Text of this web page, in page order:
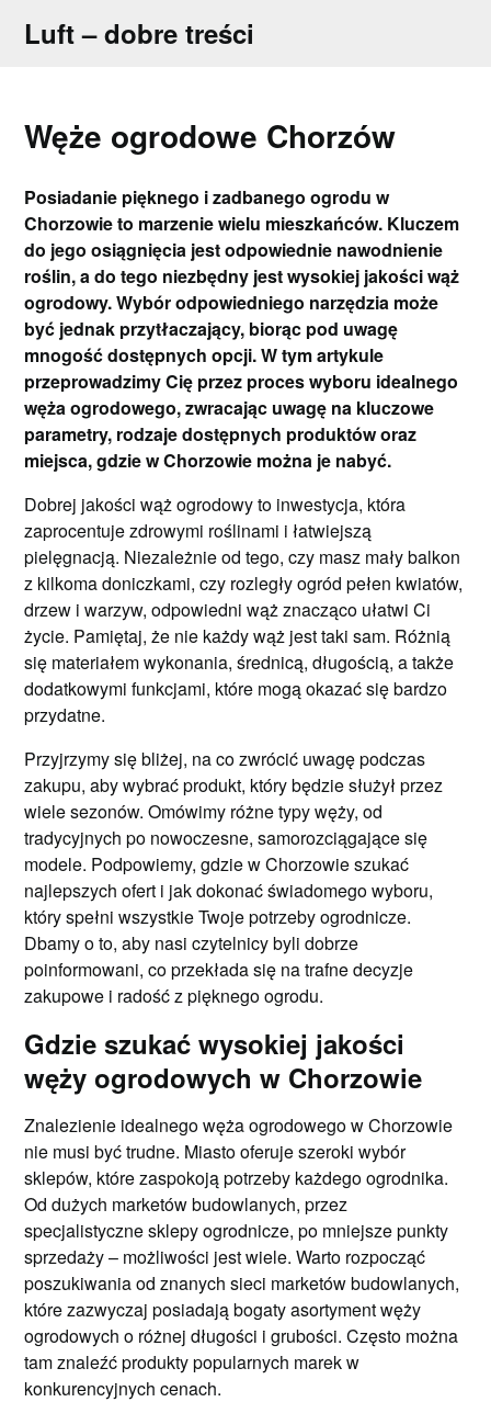
Luft – dobre treści
Węże ogrodowe Chorzów
Posiadanie pięknego i zadbanego ogrodu w
Chorzowie to marzenie wielu mieszkańców. Kluczem
do jego osiągnięcia jest odpowiednie nawodnienie
roślin, a do tego niezbędny jest wysokiej jakości wąż
ogrodowy. Wybór odpowiedniego narzędzia może
być jednak przytłaczający, biorąc pod uwagę
mnogość dostępnych opcji. W tym artykule
przeprowadzimy Cię przez proces wyboru idealnego
węża ogrodowego, zwracając uwagę na kluczowe
parametry, rodzaje dostępnych produktów oraz
miejsca, gdzie w Chorzowie można je nabyć.
Dobrej jakości wąż ogrodowy to inwestycja, która
zaprocentuje zdrowymi roślinami i łatwiejszą
pielęgnacją. Niezależnie od tego, czy masz mały balkon
z kilkoma doniczkami, czy rozległy ogród pełen kwiatów,
drzew i warzyw, odpowiedni wąż znacząco ułatwi Ci
życie. Pamiętaj, że nie każdy wąż jest taki sam. Różnią
się materiałem wykonania, średnicą, długością, a także
dodatkowymi funkcjami, które mogą okazać się bardzo
przydatne.
Przyjrzymy się bliżej, na co zwrócić uwagę podczas
zakupu, aby wybrać produkt, który będzie służył przez
wiele sezonów. Omówimy różne typy węży, od
tradycyjnych po nowoczesne, samorozciągające się
modele. Podpowiemy, gdzie w Chorzowie szukać
najlepszych ofert i jak dokonać świadomego wyboru,
który spełni wszystkie Twoje potrzeby ogrodnicze.
Dbamy o to, aby nasi czytelnicy byli dobrze
poinformowani, co przekłada się na trafne decyzje
zakupowe i radość z pięknego ogrodu.
Gdzie szukać wysokiej jakości
węży ogrodowych w Chorzowie
Znalezienie idealnego węża ogrodowego w Chorzowie
nie musi być trudne. Miasto oferuje szeroki wybór
sklepów, które zaspokoją potrzeby każdego ogrodnika.
Od dużych marketów budowlanych, przez
specjalistyczne sklepy ogrodnicze, po mniejsze punkty
sprzedaży – możliwości jest wiele. Warto rozpocząć
poszukiwania od znanych sieci marketów budowlanych,
które zazwyczaj posiadają bogaty asortyment węży
ogrodowych o różnej długości i grubości. Często można
tam znaleźć produkty popularnych marek w
konkurencyjnych cenach.